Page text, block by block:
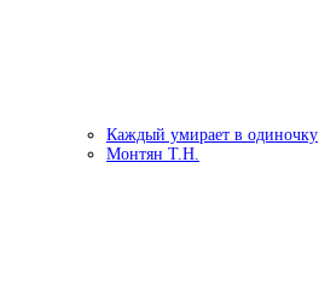
Каждый умирает в одиночку
Монтян Т.Н.